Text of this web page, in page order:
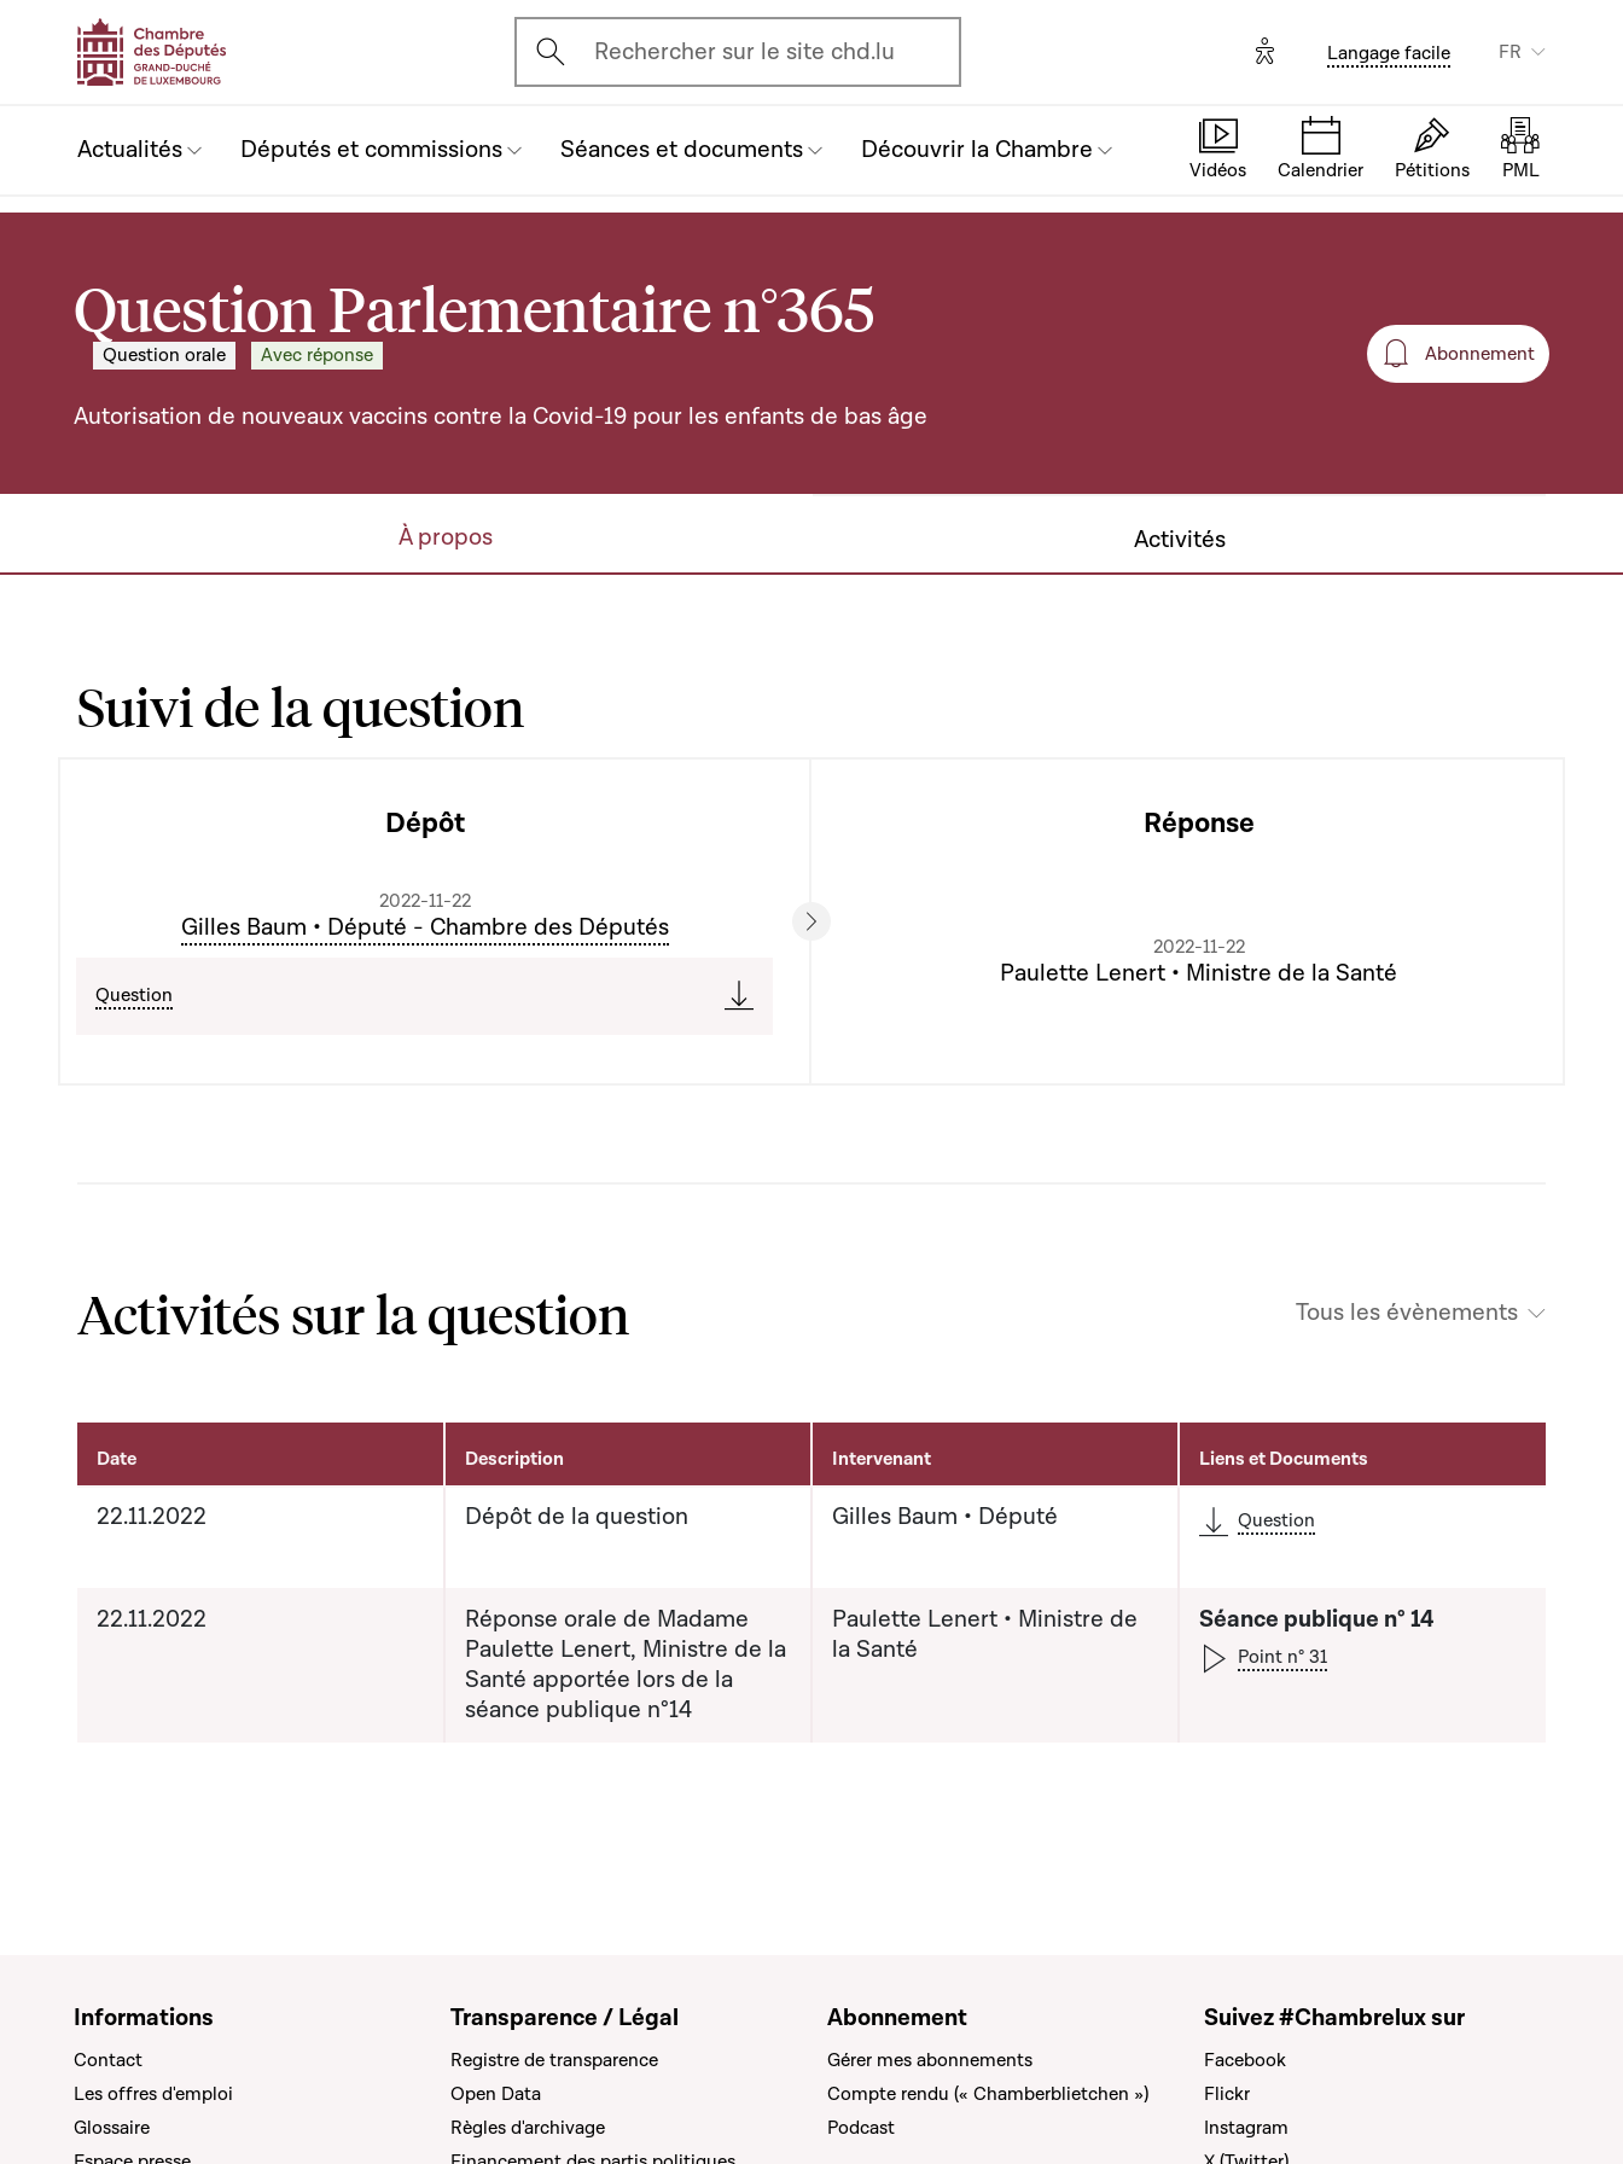
Ouvrir l'écran de recherche
Rechercher sur le site chd.lu Options d'accessibilité
Langage facile FR
Actualités Députés et commissions Séances et documents Découvrir la Chambre
Vidéos Calendrier Pétitions PML
Question Parlementaire n°365
Question orale Avec réponse
Autorisation de nouveaux vaccins contre la Covid-19 pour les enfants de bas âge
Abonnement
Abonnement
À propos Activités
Suivi de la question
Dépôt
2022-11-22
Gilles Baum • Député - Chambre des Députés
Question
Réponse
2022-11-22
Paulette Lenert • Ministre de la Santé
Activités sur la question Tous les évènements
Activités liées au dossier
Date Description Intervenant Liens et Documents
22.11.2022 Dépôt de la question Gilles Baum • Député Question
22.11.2022
Réponse orale de Madame
Paulette Lenert, Ministre de la
Santé apportée lors de la
séance publique n°14
Paulette Lenert • Ministre de
la Santé
Séance publique n° 14
Point n° 31
Informations
Contact
Les offres d'emploi
Glossaire
Transparence / Légal
Registre de transparence
Open Data
Règles d'archivage
Abonnement
Gérer mes abonnements
Compte rendu (« Chamberblietchen »)
Podcast
Suivez #Chambrelux sur
Facebook
Flickr
Instagram